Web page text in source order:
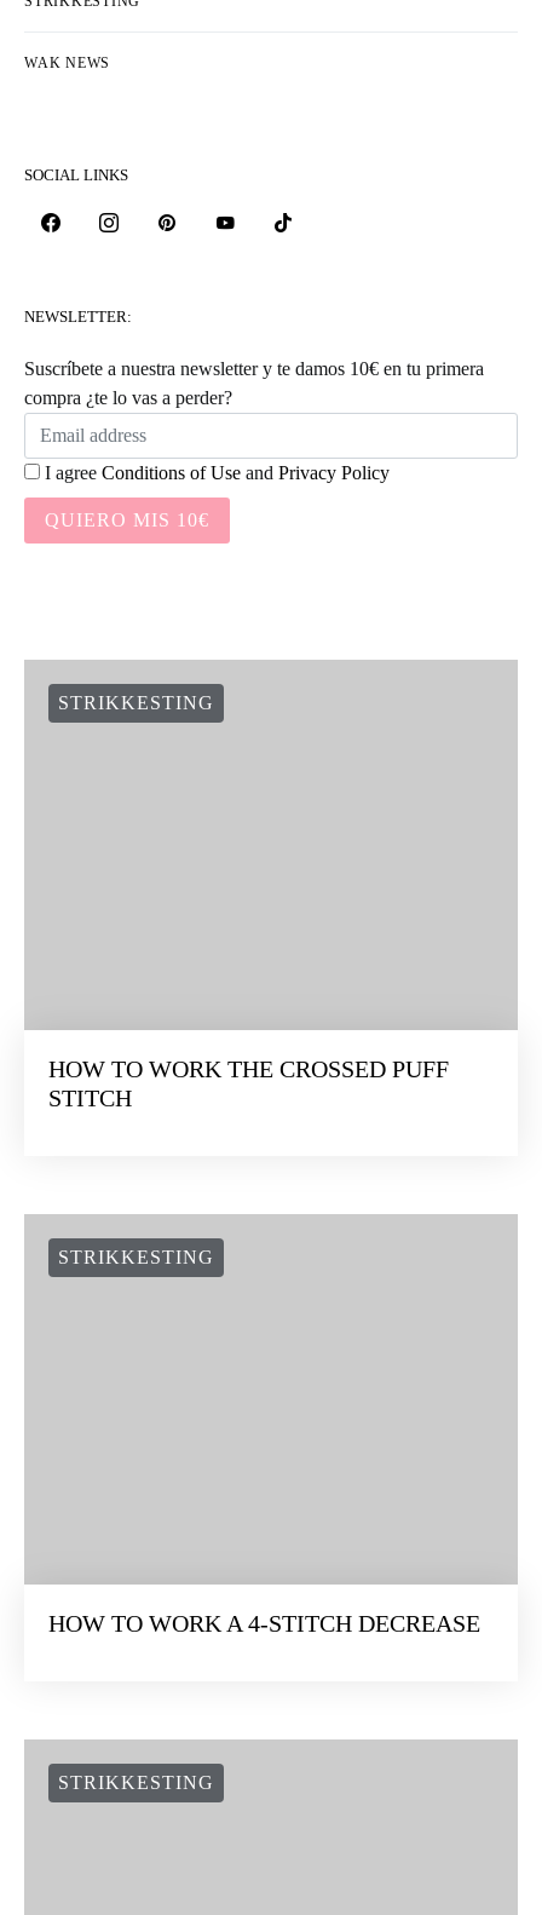
WAK NEWS
SOCIAL LINKS
NEWSLETTER:
Suscríbete a nuestra newsletter y te damos 10€ en tu primera
compra ¿te lo vas a perder?
I agree Conditions of Use and Privacy Policy
QUIERO MIS 10€
STRIKKESTING
HOW TO WORK THE CROSSED PUFF
STITCH
STRIKKESTING
HOW TO WORK A 4-STITCH DECREASE
STRIKKESTING